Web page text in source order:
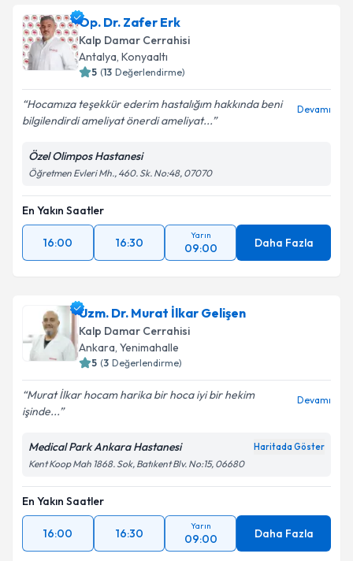
Op. Dr. Zafer Erk
Kalp Damar Cerrahisi
Antalya, Konyaaltı
5 (13 Değerlendirme)
Hocamıza teşekkür ederim hastalığım hakkında beni
bilgilendirdi ameliyat önerdi ameliyat...
Devamı
Özel Olimpos Hastanesi
Öğretmen Evleri Mh., 460. Sk. No:48, 07070
En Yakın Saatler
16:00 16:30
Yarın
09:00 Daha Fazla
Uzm. Dr. Murat İlkar Gelişen
Kalp Damar Cerrahisi
Ankara, Yenimahalle
5 (3 Değerlendirme)
Murat İlkar hocam harika bir hoca iyi bir hekim
işinde...
Devamı
Medical Park Ankara Hastanesi Haritada Göster
Kent Koop Mah 1868. Sok, Batıkent Blv. No:15, 06680
En Yakın Saatler
16:00 16:30
Yarın
09:00 Daha Fazla